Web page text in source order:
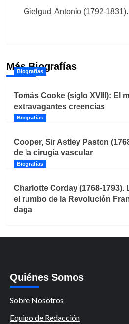
Gielgud, Antonio (1792-
Más Biografías
Biografías
Tomás Cooke (siglo XVIII): El
extravagantes creencias
Biografías
Cooper, Sir Astley Paston
de la cirugía vascular
Biografías
Charlotte Corday (1768-1793).
el rumbo de la Revolución
daga
Quiénes Somos
Sobre Nosotros
Equipo de Redacción